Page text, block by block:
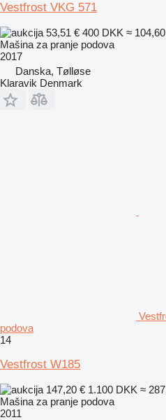
Vestfrost VKG 571
53,51 € 400 DKK ≈
Mašina za pranje podova
2017
Danska, Tølløse
Klaravik Denmark
podova
14
Vestfrost W185
147,20 € 1.100 DKK ≈
Mašina za pranje podova
2011